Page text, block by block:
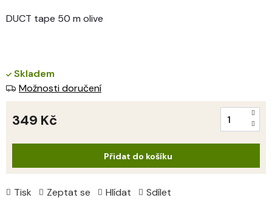
DUCT tape 50 m olive
Tisk Zeptat se Hlídat Sdílet
Skladem
Možnosti doručení
349 Kč
Přidat do košíku